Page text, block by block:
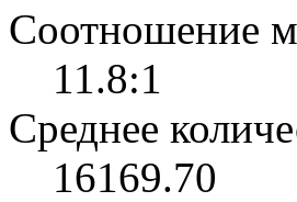
Соотношение
11.8:1
Среднее
16169.70